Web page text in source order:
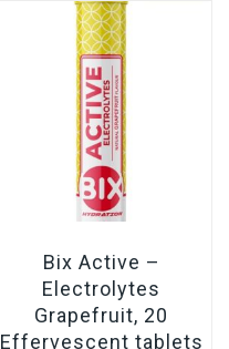
Bix Active –
Electrolytes
Grapefruit, 20
Effervescent tablets